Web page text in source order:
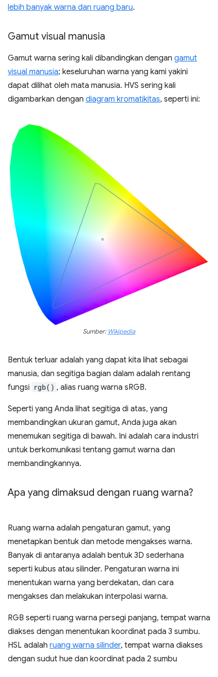
lebih banyak warna dan ruang baru.
Gamut visual manusia
Gamut warna sering kali dibandingkan dengan gamut
visual manusia; keseluruhan warna yang kami yakini
dapat dilihat oleh mata manusia. HVS sering kali
digambarkan dengan diagram kromatikitas, seperti ini:
Sumber: Wikipedia
Bentuk terluar adalah yang dapat kita lihat sebagai
manusia, dan segitiga bagian dalam adalah rentang
fungsi rgb() , alias ruang warna sRGB.
Seperti yang Anda lihat segitiga di atas, yang
membandingkan ukuran gamut, Anda juga akan
menemukan segitiga di bawah. Ini adalah cara industri
untuk berkomunikasi tentang gamut warna dan
membandingkannya.
Apa yang dimaksud dengan ruang warna?
Ruang warna adalah pengaturan gamut, yang
menetapkan bentuk dan metode mengakses warna.
Banyak di antaranya adalah bentuk 3D sederhana
seperti kubus atau silinder. Pengaturan warna ini
menentukan warna yang berdekatan, dan cara
mengakses dan melakukan interpolasi warna.
RGB seperti ruang warna persegi panjang, tempat warna
diakses dengan menentukan koordinat pada 3 sumbu.
HSL adalah ruang warna silinder, tempat warna diakses
dengan sudut hue dan koordinat pada 2 sumbu